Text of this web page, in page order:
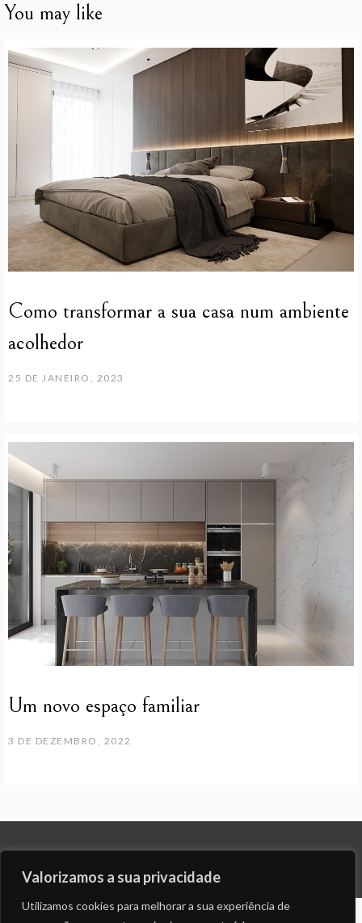
Valorizamos a sua privacidade
Utilizamos cookies para melhorar a sua experiência de
You may like
Como transformar a sua casa num ambiente
acolhedor
25 DE JANEIRO, 2023
Um novo espaço familiar
3 DE DEZEMBRO, 2022